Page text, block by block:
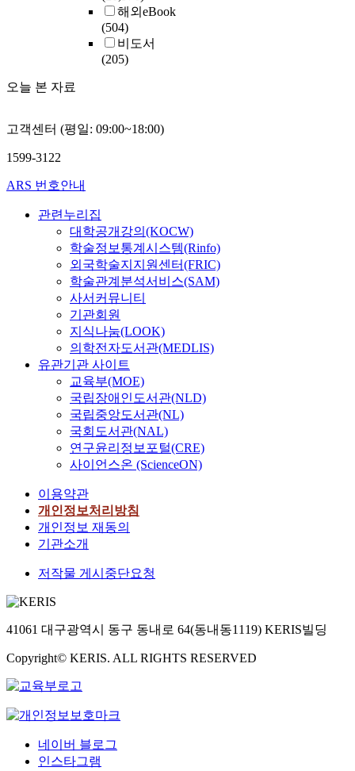
해외eBook
(504)
비도서
(205)
오늘 본 자료
고객센터 (평일: 09:00~18:00)
1599-3122
ARS 번호안내
관련누리집
대학공개강의(KOCW)
학술정보통계시스템(Rinfo)
외국학술지지원센터(FRIC)
학술관계분석서비스(SAM)
사서커뮤니티
기관회원
지식나눔(LOOK)
의학전자도서관(MEDLIS)
유관기관 사이트
교육부(MOE)
국립장애인도서관(NLD)
국립중앙도서관(NL)
국회도서관(NAL)
연구윤리정보포털(CRE)
사이언스온 (ScienceON)
이용약관
개인정보처리방침
개인정보 재동의
기관소개
저작물 게시중단요청
41061 대구광역시 동구 동내로 64(동내동1119) KERIS빌딩
Copyright© KERIS. ALL RIGHTS RESERVED
네이버 블로그
인스타그램